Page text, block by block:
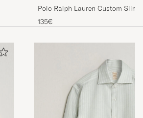
Polo Ralph Lauren Custom Slim
Navy
135€